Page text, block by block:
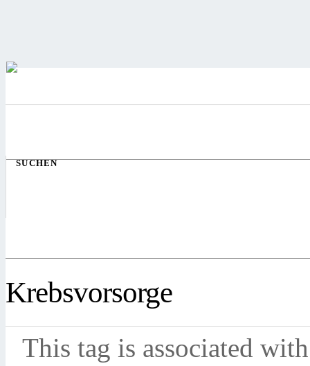
SUCHEN
Krebsvorsorge
This tag is associated